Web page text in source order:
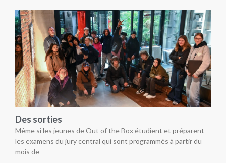
Des sorties
Même si les jeunes de Out of the Box étudient et préparent
les examens du jury central qui sont programmés à partir du
mois de